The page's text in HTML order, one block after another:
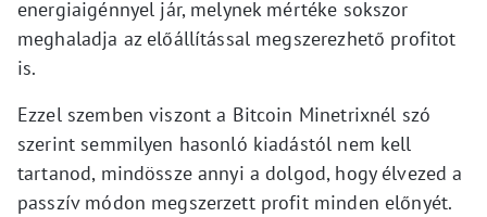
energiaigénnyel jár, melynek mértéke sokszor
meghaladja az előállítással megszerezhető profitot
is.
Ezzel szemben viszont a Bitcoin Minetrixnél szó
szerint semmilyen hasonló kiadástól nem kell
tartanod, mindössze annyi a dolgod, hogy élvezed a
passzív módon megszerzett profit minden előnyét.